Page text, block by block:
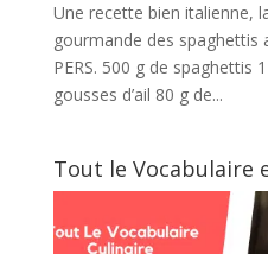
Une recette bien italienne,
gourmande des spaghettis
PERS. 500 g de spaghettis
gousses d’ail 80 g de...
Tout le Vocabulaire